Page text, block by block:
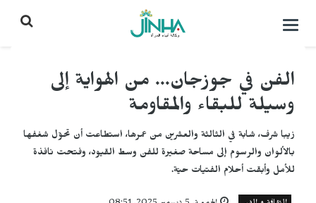
التحكم
الفن في جوزجان... من الهواية إلى
وسيلة للبقاء والمقاومة
زيبا شرف، شابة في الثالثة والعشرين من عمرها، استطاعت أن تحوّل شغفها
بالألوان والرسوم إلى مساحة صغيرة للفن وسط القيود، وفتحت نافذة
للأمل وأبقت أحلام الفتيات حيّة.